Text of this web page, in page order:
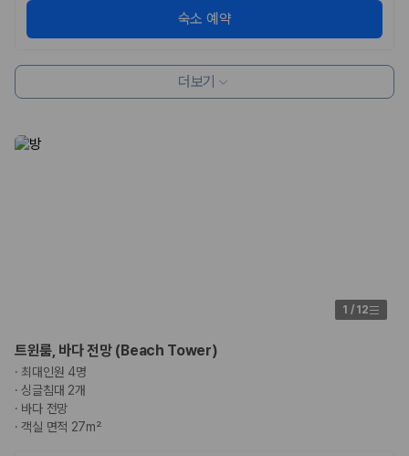
동일한 차량이라도 보험 조건에 따라 실제 부담 금액이 달라질 수 있습니
다. 카모아는 제주 렌트카 가격뿐 아니라 일반자차, 완전자차, 슈퍼자차 조
사고 발생 시 일정 금액의 면책금이 발생할 수 있습니다.
완전자차:보상 한도 내에서 면책금 부담이 줄어드는 보험 조건입니
67,123대
전국 렌트카 지점
1,829 개
제주렌트카 가격비교 자주 묻는 질문
숙소 예약
더보기
1 / 12
트윈룸, 바다 전망 (Beach Tower)
· 최대인원 4명
·싱글침대 2개
· 바다 전망
·객실 면적 27m²